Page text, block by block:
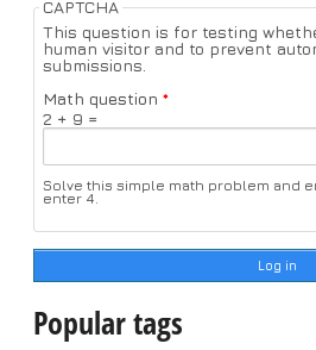
CAPTCHA
This question is for testing
human visitor and to prevent
submissions.
Math question *
2 + 9 =
Solve this simple math problem and
enter 4.
Popular tags